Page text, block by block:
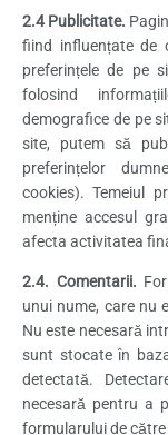
2.4 Publicitate.
fiind influențate de
preferințele de pe
folosind
demografice de pe
site, putem să
preferințelor
cookies). Temeiul
menține accesul
afecta activitatea
2.4. Comentarii.
unui nume, care nu
Nu este necesară
sunt stocate în
detectată.
necesară pentru a
formularului de